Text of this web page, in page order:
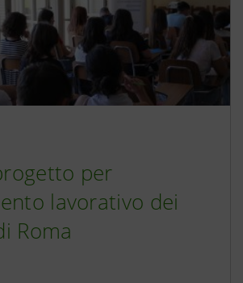
per
lavorativo dei
Roma